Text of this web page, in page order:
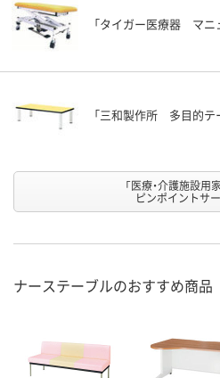
「タイガー医療器 マニ
「三和製作所 多目的テ
「医療・介護施設用
ピンポイントサ
ナーステーブルのおすすめ商品